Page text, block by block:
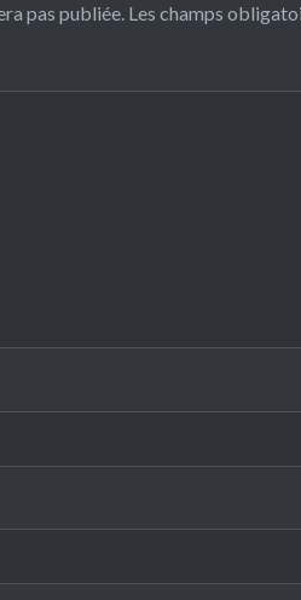
pas publiée. Les champs